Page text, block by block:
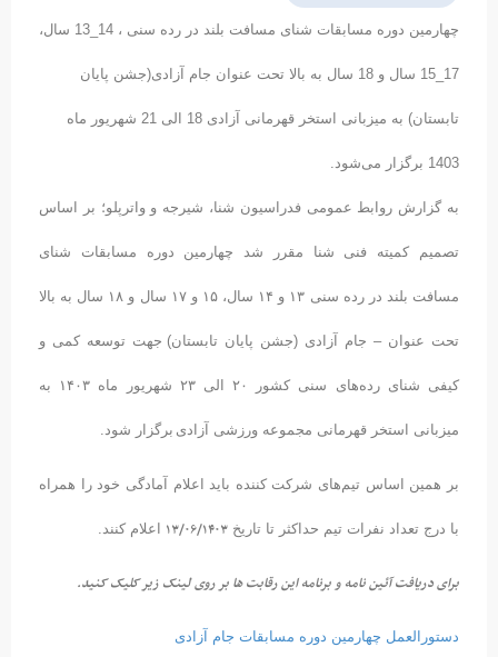
چهارمین دوره مسابقات شنای مسافت بلند در رده سنی ، 14_13 سال،
17_15 سال و 18 سال به بالا تحت عنوان جام آزادی(جشن پایان
تابستان) به میزبانی استخر قهرمانی آزادی 18 الی 21 شهریور ماه
1403 برگزار می‌شود.
به گزارش روابط عمومی فدراسیون شنا، شیرجه و واترپلو؛ بر اساس
تصمیم کمیته فنی شنا مقرر شد چهارمین دوره مسابقات شنای
مسافت بلند در رده سنی ۱۳ و ۱۴ سال، ۱۵ و ۱۷ سال و ۱۸ سال به بالا
تحت عنوان – جام آزادی (جشن پایان تابستان) جهت توسعه کمی و
کیفی شنای رده‌های سنی کشور ۲۰ الی ۲۳ شهریور ماه ۱۴۰۳ به
میزبانی استخر قهرمانی مجموعه ورزشی آزادی برگزار شود.
بر همین اساس تیم‌های شرکت کننده باید اعلام آمادگی خود را همراه
با درج تعداد نفرات تیم حداکثر تا تاریخ ۱۳/۰۶/۱۴۰۳اعلام کنند.
برای دریافت آئین نامه و برنامه این رقابت ها بر روی لینک زیر کلیک کنید.
دستورالعمل چهارمین دوره مسابقات جام آزادی